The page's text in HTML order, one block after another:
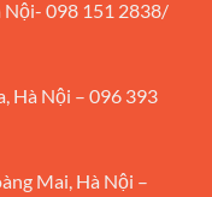
Nội- 098 151 2838/
Hà Nội – 096 393
Mai, Hà Nội –